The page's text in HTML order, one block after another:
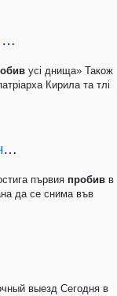
«Московському патріархату місця в Україні після війни вже немає» – релігієзнавець Єленський
усі днища» Також
Кирила та тлі
Огледало и знаме на иранските жени. Зар Амир Ебрахими и политическата отговорност на киното
първия пробив в
да се снима във
выезд Сегодня в